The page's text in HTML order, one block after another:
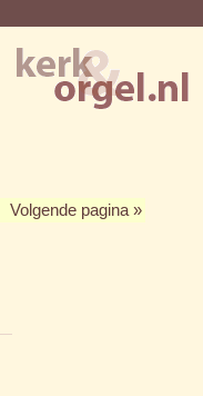
Volgende pagina »